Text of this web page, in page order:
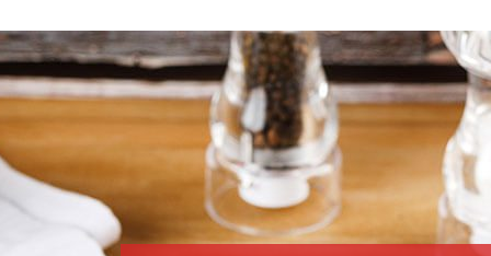
Acero forjado
Borosilicato
Más Menaje